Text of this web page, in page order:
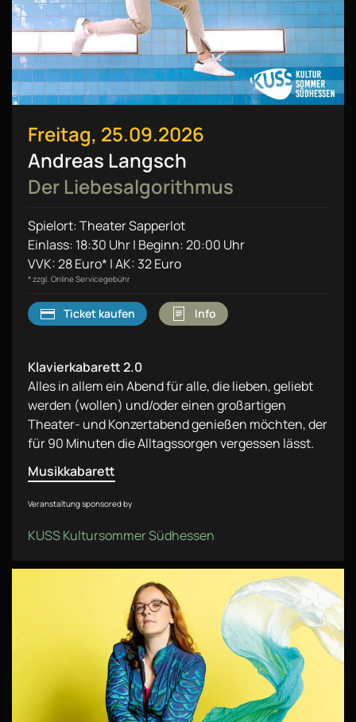
Freitag, 25.09.2026
Andreas Langsch
Der Liebesalgorithmus
Spielort: Theater Sapperlot
Einlass: 18:30 Uhr | Beginn: 20:00 Uhr
VVK: 28 Euro* | AK: 32 Euro
* zzgl. Online Servicegebühr
Ticket kaufen Info
Klavierkabarett 2.0
Alles in allem ein Abend für alle, die lieben, geliebt
werden (wollen) und/oder einen großartigen
Theater- und Konzertabend genießen möchten, der
für 90 Minuten die Alltagssorgen vergessen lässt.
Musikkabarett
Veranstaltung sponsored by
KUSS Kultursommer Südhessen